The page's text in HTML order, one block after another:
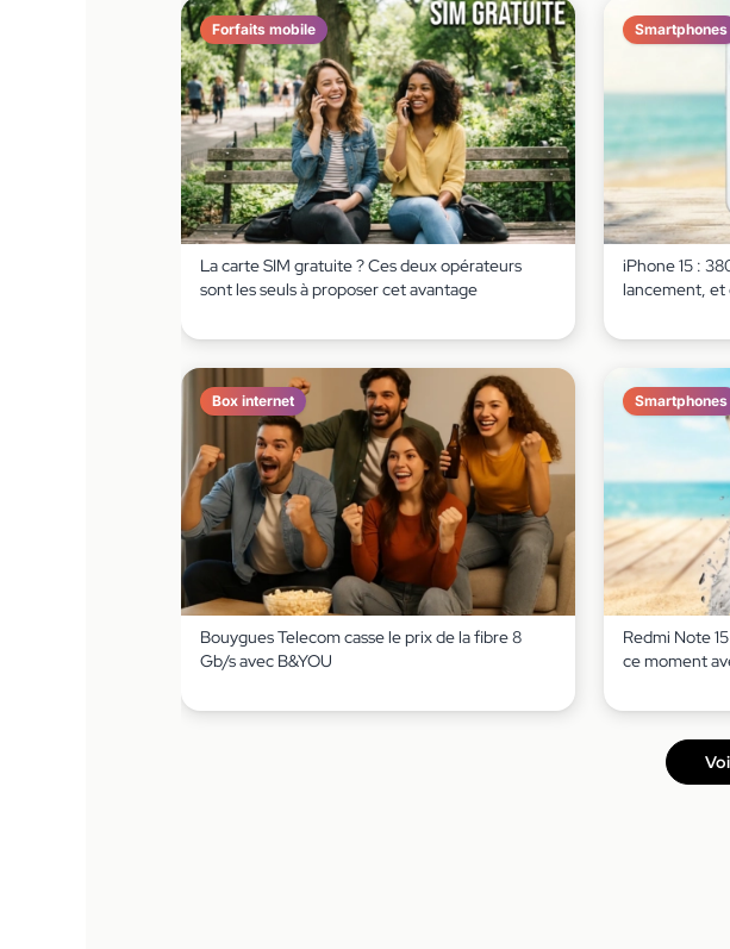
Forfaits mobile
La carte SIM gratuite ? Ces deux opérateurs
sont les seuls à proposer cet avantage
Smartphones
iPhone 15 :
lancement, et
Box internet
Bouygues Telecom casse le prix de la fibre 8
Gb/s avec B&YOU
Smartphones
Redmi Note
ce moment